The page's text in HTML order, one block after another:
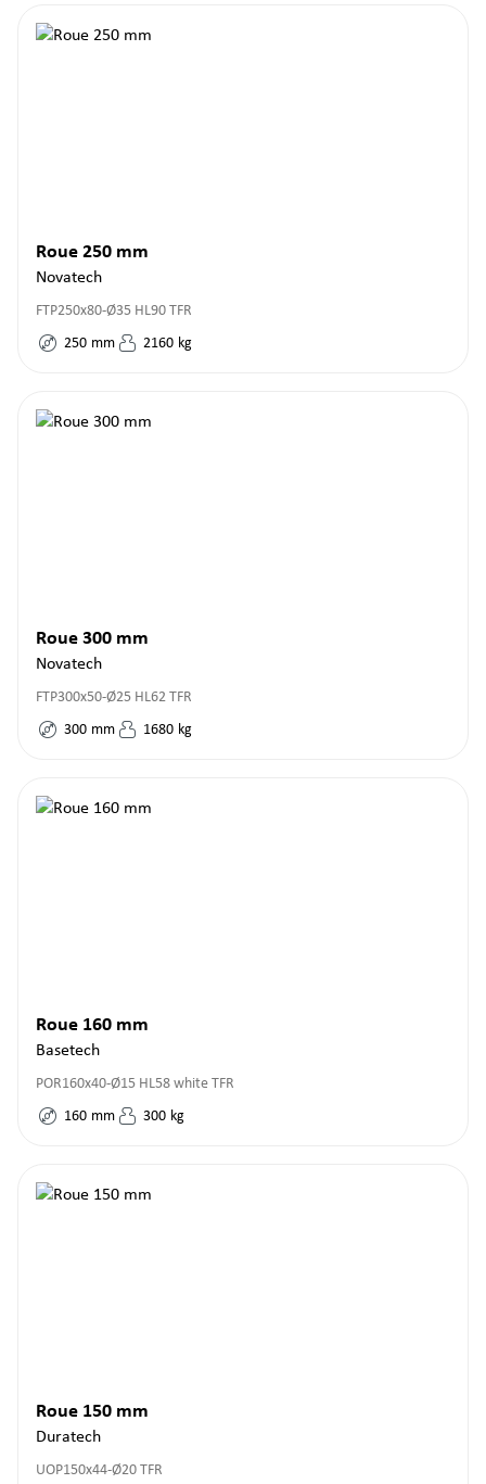
Roue 250 mm
Novatech
FTP250x80-Ø35 HL90 TFR
250 mm 2160 kg
Roue 300 mm
Novatech
FTP300x50-Ø25 HL62 TFR
300 mm 1680 kg
Roue 160 mm
Basetech
POR160x40-Ø15 HL58 white TFR
160 mm 300 kg
Roue 150 mm
Duratech
UOP150x44-Ø20 TFR